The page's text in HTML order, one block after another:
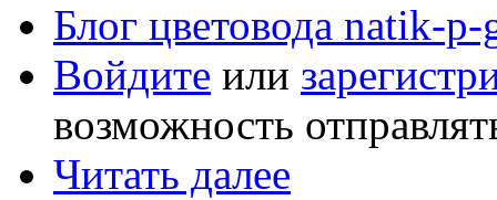
Блог цветовода natik-p-
Войдите или
возможность
Читать далее